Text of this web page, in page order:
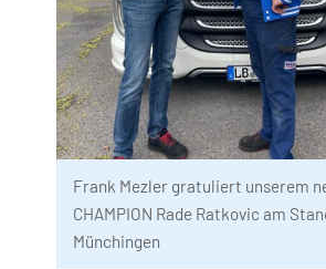
Frank Mezler gratuliert unserem
CHAMPION Rade Ratkovic am
Münchingen